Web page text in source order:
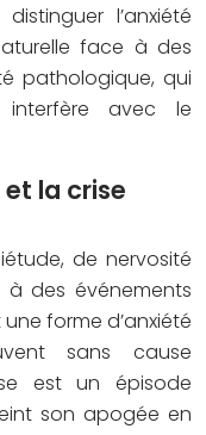
l’anxiété
face à des
pathologique, qui
interfère avec le
et la crise
de nervosité
des événements
forme d’anxiété
sans cause
est un épisode
son apogée en